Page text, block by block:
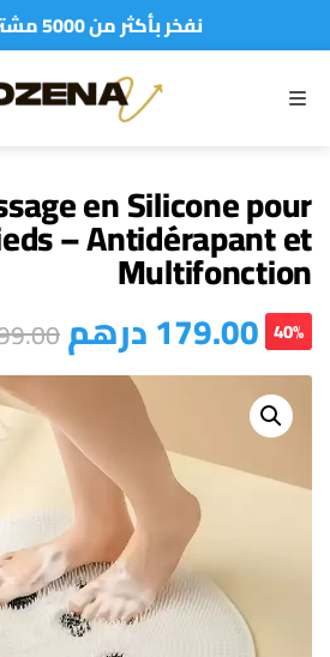
نفخر بأكثر من 5000 مشتري سعيد
MENU
en Silicone pour
– Antidérapant et
Multifonction
179.00درهم 40%